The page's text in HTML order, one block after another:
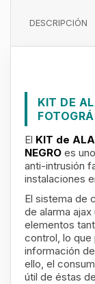
DESCRIPCIÓN
KIT DE
El KIT de
NEGRO es
anti-intrusión
instalaciones
El sistema de
de alarma ajax
elementos
control, lo
información
ello, el
útil de éstas